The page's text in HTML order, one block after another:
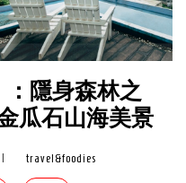
：隱身森林之
瓜石山海美景
travel&foodies